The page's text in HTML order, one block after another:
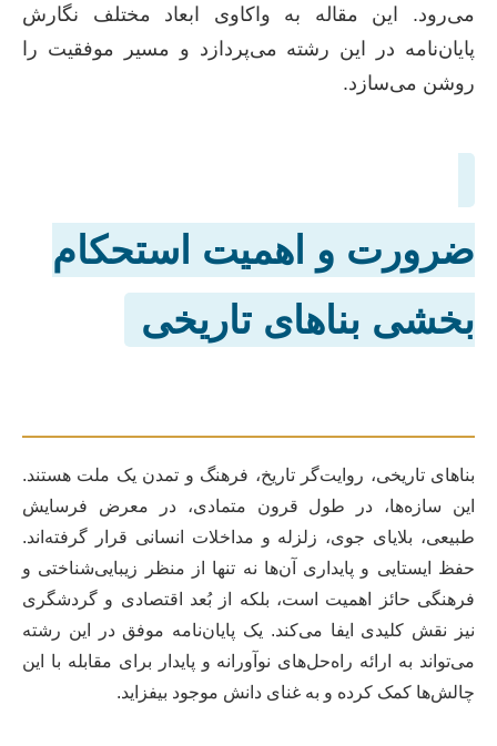
می‌رود. این مقاله به واکاوی ابعاد مختلف نگارش
پایان‌نامه در این رشته می‌پردازد و مسیر موفقیت را
روشن می‌سازد.
ضرورت و اهمیت استحکام
بخشی بناهای تاریخی
بناهای تاریخی، روایت‌گر تاریخ، فرهنگ و تمدن یک ملت هستند.
این سازه‌ها، در طول قرون متمادی، در معرض فرسایش
طبیعی، بلایای جوی، زلزله و مداخلات انسانی قرار گرفته‌اند.
حفظ ایستایی و پایداری آن‌ها نه تنها از منظر زیبایی‌شناختی و
فرهنگی حائز اهمیت است، بلکه از بُعد اقتصادی و گردشگری
نیز نقش کلیدی ایفا می‌کند. یک پایان‌نامه موفق در این رشته
می‌تواند به ارائه راه‌حل‌های نوآورانه و پایدار برای مقابله با این
چالش‌ها کمک کرده و به غنای دانش موجود بیفزاید.